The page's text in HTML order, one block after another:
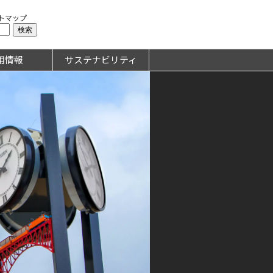
マップ
情報 サステナビリティ